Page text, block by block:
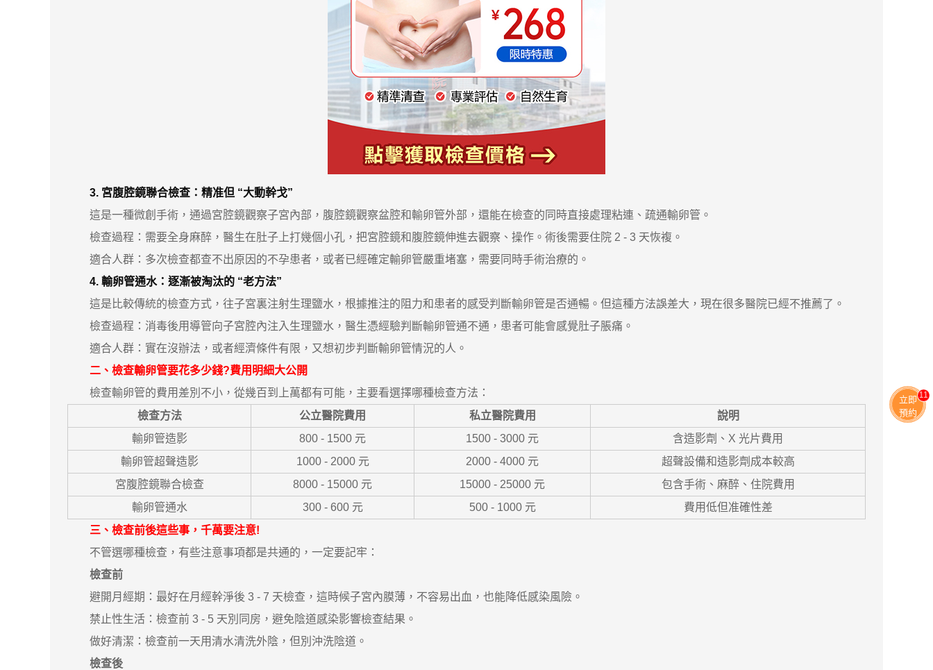
3. 宮腹腔鏡聯合檢查：精准但 “大動幹戈”
這是一種微創手術，通過宮腔鏡觀察子宮內部，腹腔鏡觀察盆腔和輸卵管外部，還能在檢查的同時直接處理粘連、疏通輸卵管。
檢查過程：需要全身麻醉，醫生在肚子上打幾個小孔，把宮腔鏡和腹腔鏡伸進去觀察、操作。術後需要住院 2 - 3 天恢複。
適合人群：多次檢查都查不出原因的不孕患者，或者已經確定輸卵管嚴重堵塞，需要同時手術治療的。
4. 輸卵管通水：逐漸被淘汰的 “老方法”
這是比較傳統的檢查方式，往子宮裏注射生理鹽水，根據推注的阻力和患者的感受判斷輸卵管是否通暢。但這種方法誤差大，現在很多醫院已經不推薦了。
檢查過程：消毒後用導管向子宮腔內注入生理鹽水，醫生憑經驗判斷輸卵管通不通，患者可能會感覺肚子脹痛。
適合人群：實在沒辦法，或者經濟條件有限，又想初步判斷輸卵管情況的人。
二、檢查輸卵管要花多少錢?費用明細大公開
檢查輸卵管的費用差別不小，從幾百到上萬都有可能，主要看選擇哪種檢查方法：
檢查方法
公立醫院費用 私立醫院費用
說明
輸卵管造影
800 - 1500 元 1500 - 3000 元
含造影劑、X 光片費用
輸卵管超聲造影
1000 - 2000 元 2000 - 4000 元
超聲設備和造影劑成本較高
宮腹腔鏡聯合檢查
8000 - 15000 元 15000 - 25000 元
包含手術、麻醉、住院費用
輸卵管通水
300 - 600 元 500 - 1000 元
費用低但准確性差
三、檢查前後這些事，千萬要注意!
不管選哪種檢查，有些注意事項都是共通的，一定要記牢：
檢查前
避開月經期：最好在月經幹淨後 3 - 7 天檢查，這時候子宮內膜薄，不容易出血，也能降低感染風險。
禁止性生活：檢查前 3 - 5 天別同房，避免陰道感染影響檢查結果。
做好清潔：檢查前一天用清水清洗外陰，但別沖洗陰道。
檢查後
立即
預約
11